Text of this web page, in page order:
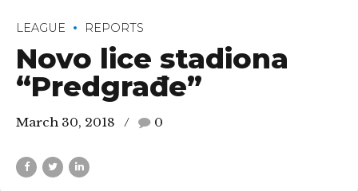
LEAGUE REPORTS
Novo lice stadiona
“Predgrađe”
March 30, 2018 0